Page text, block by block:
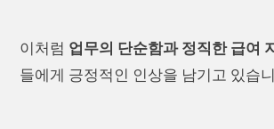
이처럼 업무의 단순함과 정직한 급여
들에게 긍정적인 인상을 남기고 있습